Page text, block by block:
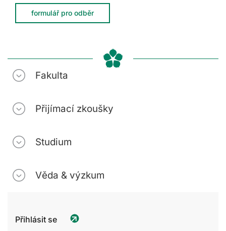
formulář pro odběr
Fakulta
Přijímací zkoušky
Studium
Věda & výzkum
Přihlásit se